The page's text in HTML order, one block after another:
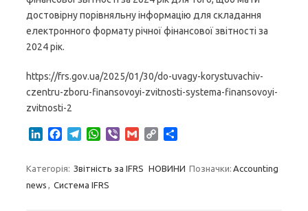
достовірну порівняльну інформацію для складання
електронного формату річної фінансової звітності за
2024 рік.
https://frs.gov.ua/2025/01/30/do-uvagy-korystuvachiv-
czentru-zboru-finansovoyi-zvitnosti-systema-finansovoyi-
zvitnosti-2
k
e
e
b
e
g
W
t
s
e
i
y
r
Категорія: Звітність за IFRS НОВИНИ Позначки: Accounting
news , Система IFRS